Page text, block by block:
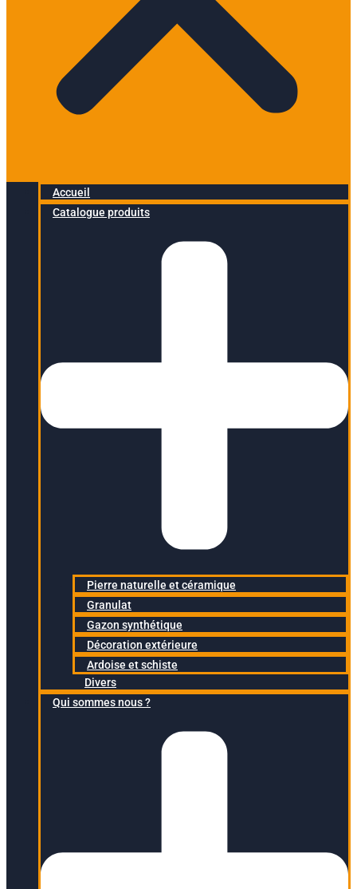
Accueil
Catalogue produits
Pierre naturelle et céramique
Granulat
Gazon synthétique
Décoration extérieure
Ardoise et schiste
Divers
Qui sommes nous ?